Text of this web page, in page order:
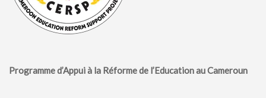
Programme d’Appui à la Réforme de l’Education au Cameroun